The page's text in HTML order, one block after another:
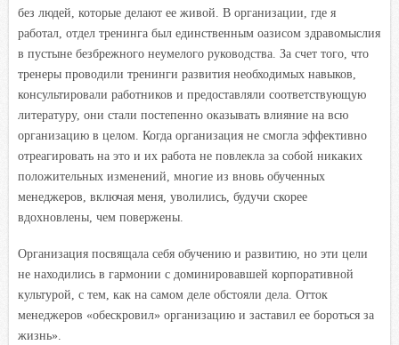
без людей, которые делают ее живой. В организации, где я
работал, отдел тренинга был единственным оазисом здравомыслия
в пустыне безбрежного неумелого руководства. За счет того, что
тренеры проводили тренинги развития необходимых навыков,
консультировали работников и предоставляли соответствующую
литературу, они стали постепенно оказывать влияние на всю
организацию в целом. Когда организация не смогла эффективно
отреагировать на это и их работа не повлекла за собой никаких
положительных изменений, многие из вновь обученных
менеджеров, включая меня, уволились, будучи скорее
вдохновлены, чем повержены.
Организация посвящала себя обучению и развитию, но эти цели
не находились в гармонии с доминировавшей корпоративной
культурой, с тем, как на самом деле обстояли дела. Отток
менеджеров «обескровил» организацию и заставил ее бороться за
жизнь».